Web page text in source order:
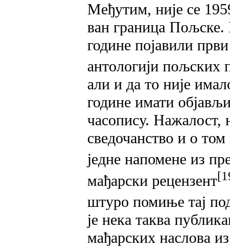
Међутим, није се
ван граница Пољске.
године појавили
антологији пољских
али и да то није
године имати
часопису. Нажалост,
сведочанство и о
једне напомене из
мађарски рецензент
штуро помиње тај
је нека таква
мађарских наслова